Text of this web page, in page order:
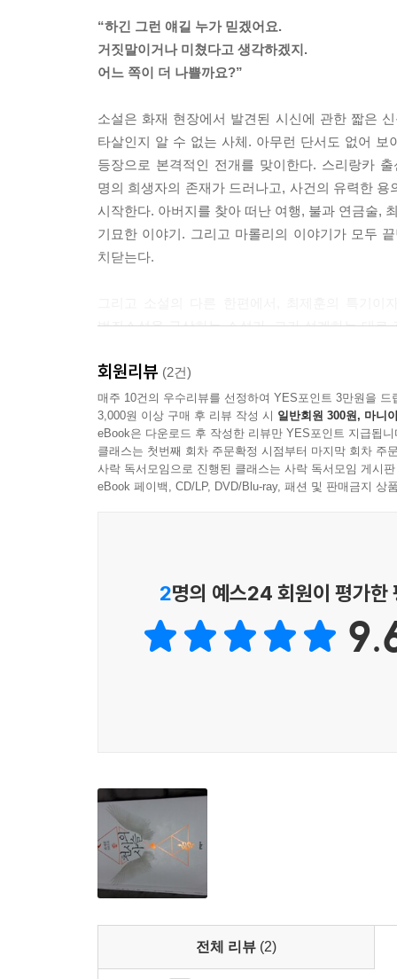
“결말이란 게 거기까지 오는 과정에서 파생되는
의 필연적인 귀결이어야 한다는 암묵적인 제한까
성적 방법을 통해 사건의 진상을, 나아가 이 세계
누구에게나 어디까지가 픽션이고 어디서부터 논
무들이 기괴하게 우거진 숲을 헤매는 게 유용한 지
완전한 신이 만든 불완전한 세상. 항상 이게 문제
지. --- p.250
오늘은 정말 열세번째 종이 울리는 게 아닐까? 그
--- p.324
“하긴 그런 얘길 누가 믿겠어요.
거짓말이거나 미쳤다고 생각하겠지.
어느 쪽이 더 나쁠까요?”
소설은 화재 현장에서 발견된 시신에 관한 짧은
타살인지 알 수 없는 사체. 아무런 단서도 없어 보
등장으로 본격적인 전개를 맞이한다. 스리랑카
명의 희생자의 존재가 드러나고, 사건의 유력한
시작한다. 아버지를 찾아 떠난 여행, 불과 연금술,
기묘한 이야기. 그리고 마롤리의 이야기가 모두
치닫는다.
범죄소설을 구상하는 소설가, 그가 설계하는 대
새로운 생명을 얻는다. 혹은, 작가가 의식하지
우연에서 시작한 이야기를 자신이 예정한 필연
맞닥뜨린다. 말하자면 소설에는 두 가지 반전이
하나의 반전일지도 모른다.
당신의 예측을 허락하지 않는
않는다. 정확하고 간결한 문장과 물 흐르듯 매
설정이 구성에 견고함을 부여하며 한순간도 독
절묘하게 맞물려 들어가며 또다른 진실을 만들
진행되는 듯 보이던 그 이야기들이 어느새 조
움직이는 하나의 이야기로 태어날 때, 숨겨진
『천사의 사슬』이 품은 또다른 놀라움이다. 마
반복되는 다른 이야기로 분열되고, 깨진 유릿조각
그렇게 현실과 환상, 진실과 거짓이 서로 몸을 바
것이 되는 것일까. 아니, 이야기는 본래 누구의 것
끝난 곳에서, 작가는 모든 의문을 뒤로하고 짐짓
회원리뷰 (2건)
매주 10건의 우수리뷰를 선정하여 YES포인트 3만원을 드
3,000원 이상 구매 후 리뷰 작성 시 일반회원 300원, 마니
eBook은 다운로드 후 작성한 리뷰만 YES포인트 지급됩니
클래스는 첫번째 회차 주문확정 시점부터 마지막 회차 주
사락 독서모임으로 진행된 클래스는 사락 독서모임 게시
eBook 페이백, CD/LP, DVD/Blu-ray, 패션 및 판매금지 상
2명의 예스24 회원이 평가한
전체 리뷰 (2)